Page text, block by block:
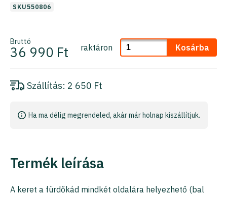
SKU550806
Bruttó
36 990 Ft raktáron Kosárba
Szállítás: 2 650 Ft
Ha ma délig megrendeled, akár már holnap kiszállítjuk.
Termék leírása
A keret a fürdőkád mindkét oldalára helyezhető (bal